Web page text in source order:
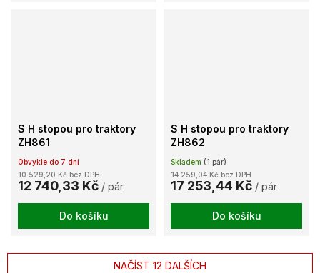
S H stopou pro traktory
ZH861
Obvykle do 7 dní
10 529,20 Kč bez DPH
12 740,33 Kč / pár
Do košíku
S H stopou pro traktory
ZH862
Skladem (1 pár)
14 259,04 Kč bez DPH
17 253,44 Kč / pár
Do košíku
NAČÍST 12 DALŠÍCH